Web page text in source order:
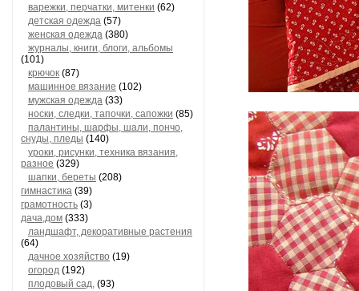
варежки, перчатки, митенки (62)
детская одежда (57)
женская одежда (380)
журналы, книги, блоги, альбомы
(101)
крючок (87)
машинное вязание (102)
мужская одежда (33)
носки, следки, тапочки, сапожки (85)
палантины, шарфы, шали, пончо,
снуды, пледы (140)
уроки, рисунки, техника вязания,
разное (329)
шапки, береты (208)
гимнастика (39)
грамотность (3)
дача,дом (333)
ландшафт, декоративные растения
(64)
дачное хозяйство (19)
огород (192)
плодовый сад, (93)